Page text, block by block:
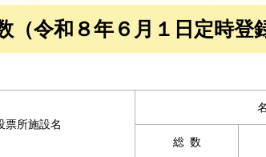
（令和８年６月１日定時登
票所施設名
総数